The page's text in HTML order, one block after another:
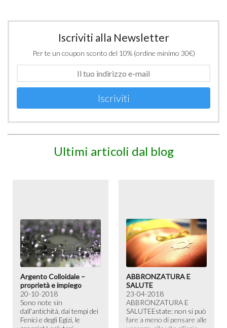
Iscriviti alla Newsletter
Per te un coupon sconto del 10% (ordine minimo 30€)
Iscriviti
Ultimi articoli dal blog
Argento Colloidale –
proprietà e impiego
20-10-2018
Sono note sin
dall'antichità, dai tempi dei
Fenici e degli Egizi, le
ABBRONZATURA E
SALUTE
23-04-2018
ABBRONZATURA E
SALUTE​ Estate: non si può
fare a meno di pensare alle